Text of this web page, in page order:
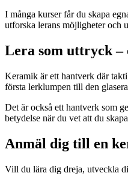
I många kurser får du skapa
utforska lerans möjligheter och
Lera som uttryck
Keramik är ett hantverk där
första lerklumpen till den
Det är också ett hantverk som
betydelse när du vet att du
Anmäl dig till en
Vill du lära dig dreja, utveckla